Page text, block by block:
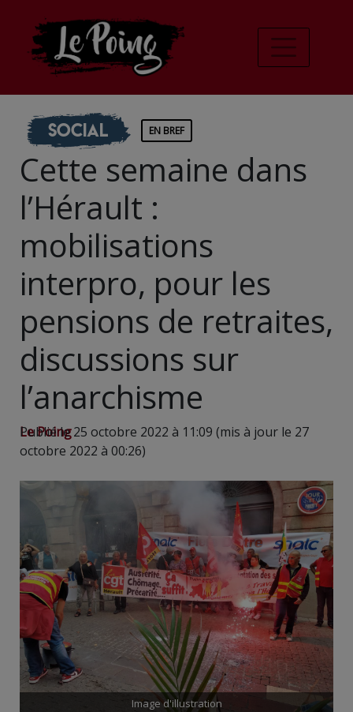
Social EN BREF
Cette semaine dans
l’Hérault :
mobilisations
interpro, pour les
pensions de retraites,
discussions sur
l’anarchisme
Le Poing
Publié le 25 octobre 2022 à 11:09 (mis à jour le 27
octobre 2022 à 00:26)
Image d'illustration